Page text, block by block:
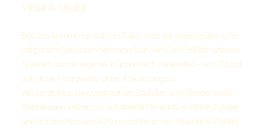
Vielfalt & Qualität
Bei uns kommt nur auf den Teller, was wir selbst prüfen und
mit gutem Gewissen servieren können. Ein Großteil unserer
Speisen wird in eigener Küche frisch zubereitet – von Grund
auf, ohne Fertigware, ohne Abkürzungen.
Wir verzichten bewusst auf Großmärkte und Massenware.
Stattdessen setzen wir auf direkte Herkunft, ehrliche Zutaten
und echtes Handwerk. So garantieren wir Qualität & Vielfalt,